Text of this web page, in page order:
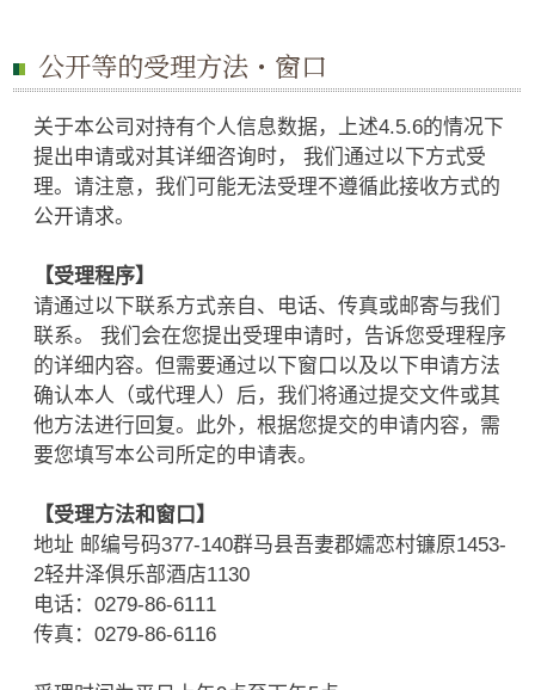
公开等的受理方法・窗口
关于本公司对持有个人信息数据，上述4.5.6的情况下
提出申请或对其详细咨询时， 我们通过以下方式受
理。请注意，我们可能无法受理不遵循此接收方式的
公开请求。
【受理程序】
请通过以下联系方式亲自、电话、传真或邮寄与我们
联系。 我们会在您提出受理申请时，告诉您受理程序
的详细内容。但需要通过以下窗口以及以下申请方法
确认本人（或代理人）后，我们将通过提交文件或其
他方法进行回复。此外，根据您提交的申请内容，需
要您填写本公司所定的申请表。
【受理方法和窗口】
地址 邮编号码377-140群马县吾妻郡嬬恋村镰原1453-
2轻井泽俱乐部酒店1130
电话：0279-86-6111
传真：0279-86-6116